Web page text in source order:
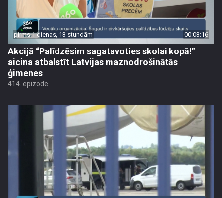
pirms 1 dienas, 13 stundām 00:03:16
Akcijā “Palīdzēsim sagatavoties skolai kopā!”
aicina atbalstīt Latvijas maznodrošinātās
ģimenes
414. epizode